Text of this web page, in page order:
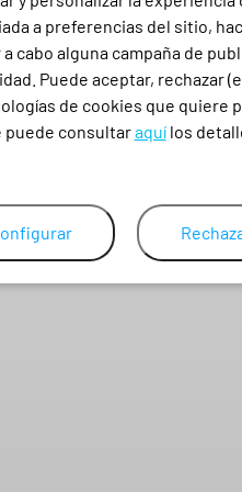
I
S
S
3
T
m
á
s
B
S3 SRC ESD
€
IVA
a preferencias del sitio,
cabo alguna campaña de
Puede aceptar, rechazar
de cookies que quiere
puede consultaraquílos